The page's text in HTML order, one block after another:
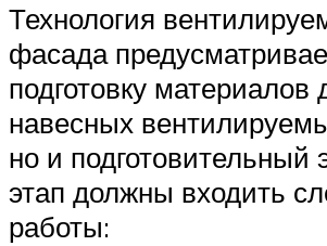
Технология
фасада
подготовку материалов
навесных
но и подготовительный
этап должны входить
работы: